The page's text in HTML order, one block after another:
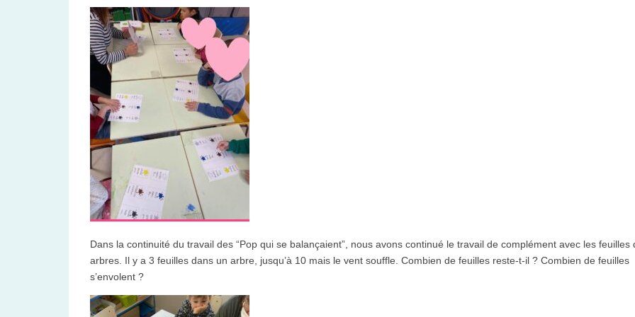
Dans la continuité du travail des “Pop qui se balançaient”, nous avons continué le travail de complément avec les feuilles
arbres. Il y a 3 feuilles dans un arbre, jusqu’à 10 mais le vent souffle. Combien de feuilles reste-t-il ? Combien de feuilles
s’envolent ?